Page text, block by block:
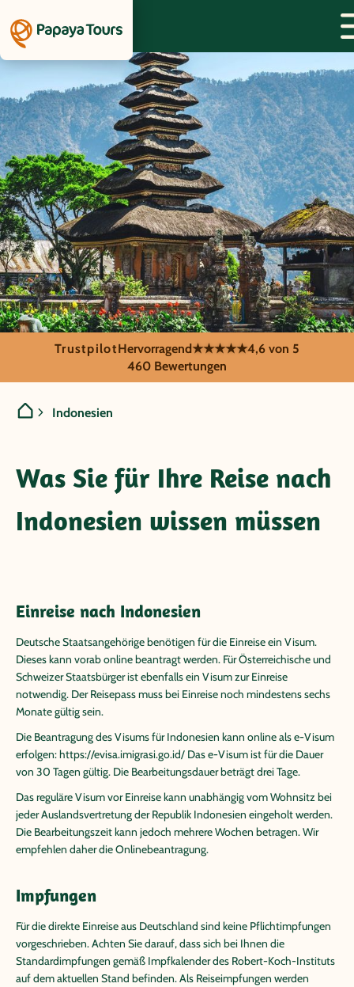
Indonesien
TrustpilotHervorragend★★★★★4,6 von 5
460 Bewertungen
Indonesien
Was Sie für Ihre Reise nach
Indonesien wissen müssen
Einreise nach Indonesien
Deutsche Staatsangehörige benötigen für die Einreise ein Visum.
Dieses kann vorab online beantragt werden. Für Österreichische und
Schweizer Staatsbürger ist ebenfalls ein Visum zur Einreise
notwendig. Der Reisepass muss bei Einreise noch mindestens sechs
Monate gültig sein.
Die Beantragung des Visums für Indonesien kann online als e-Visum
erfolgen: https://evisa.imigrasi.go.id/ Das e-Visum ist für die Dauer
von 30 Tagen gültig. Die Bearbeitungsdauer beträgt drei Tage.
Das reguläre Visum vor Einreise kann unabhängig vom Wohnsitz bei
jeder Auslandsvertretung der Republik Indonesien eingeholt werden.
Die Bearbeitungszeit kann jedoch mehrere Wochen betragen. Wir
empfehlen daher die Onlinebeantragung.
Impfungen
Für die direkte Einreise aus Deutschland sind keine Pflichtimpfungen
vorgeschrieben. Achten Sie darauf, dass sich bei Ihnen die
Standardimpfungen gemäß Impfkalender des Robert-Koch-Instituts
auf dem aktuellen Stand befinden. Als Reiseimpfungen werden